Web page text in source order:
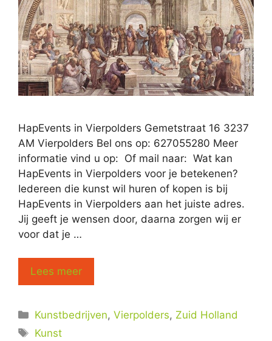
HapEvents in Vierpolders Gemetstraat 16 3237
AM Vierpolders Bel ons op: 627055280 Meer
informatie vind u op: Of mail naar: Wat kan
HapEvents in Vierpolders voor je betekenen?
Iedereen die kunst wil huren of kopen is bij
HapEvents in Vierpolders aan het juiste adres.
Jij geeft je wensen door, daarna zorgen wij er
voor dat je …
Lees meer
Categorieën
Kunstbedrijven,Vierpolders, Zuid Holland
Tags
Kunst